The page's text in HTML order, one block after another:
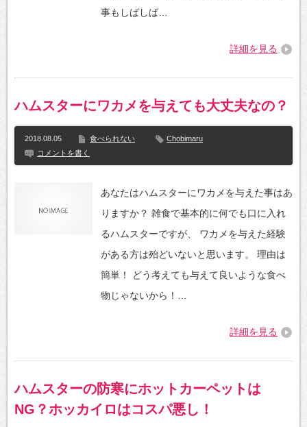
事もしばしば…
詳細を見る
ハムスターにワカメを与えても大丈夫なの？
2018.08.05 食べられない
Chobimaru
コメントを書く
あなたはハムスターにワカメを与えた事はあ
りますか？ 雑食で基本的に何でも口に入れ
るハムスターですが、 ワカメを与えた経験
がある方は殆どいないと思います。 理由は
簡単！ どう考えても与えて良いような食べ
物じゃないから！…
詳細を見る
ハムスターの防寒にホットカーペットは
NG？ホッカイロはコスパ悪し！